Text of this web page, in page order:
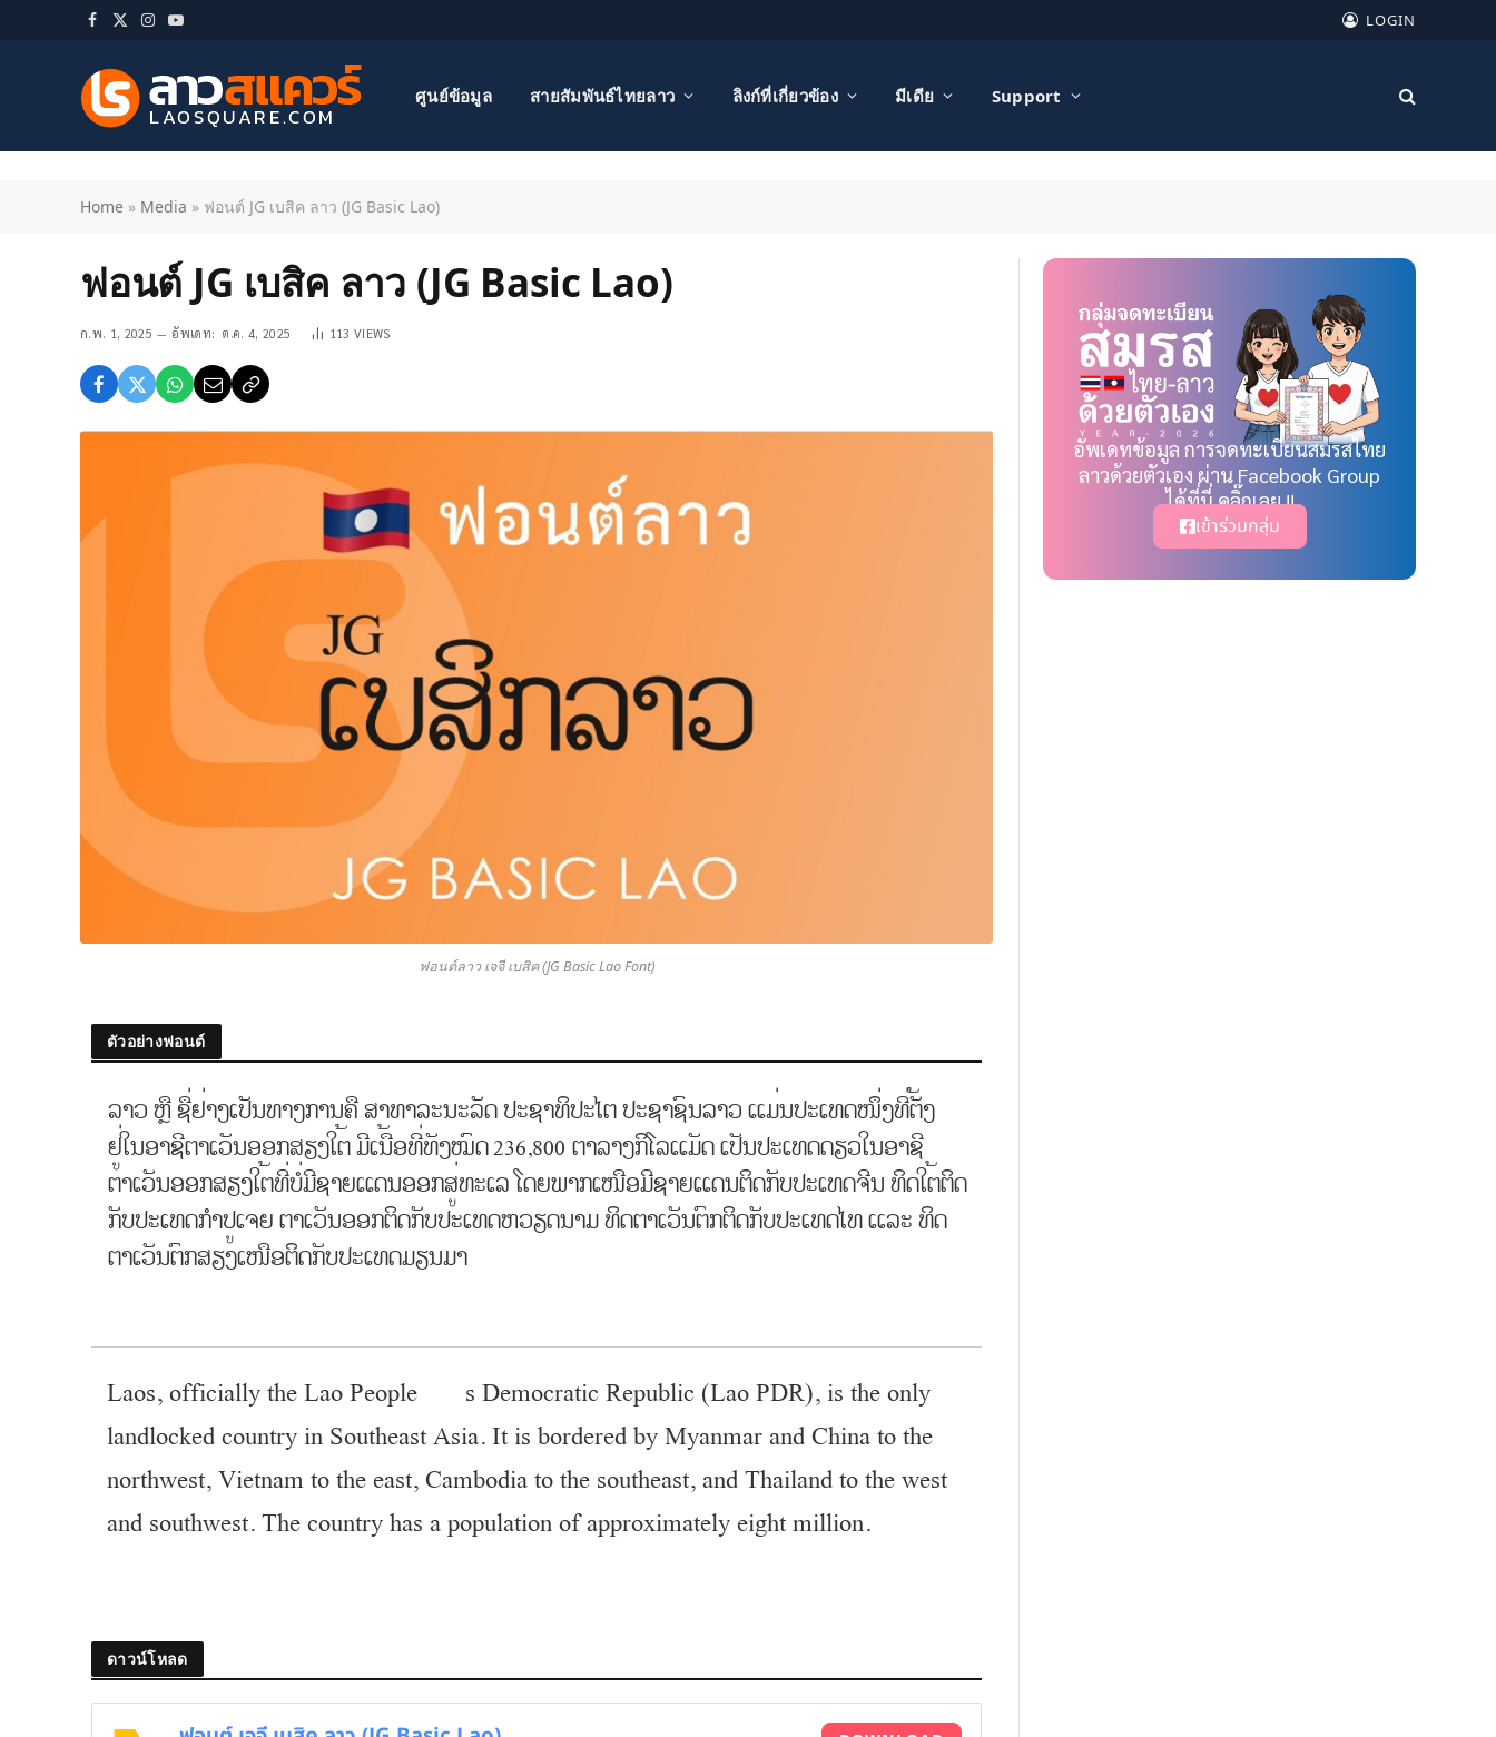
Facebook
X
Instagram
YouTube LOGIN
ศูนย์ข้อมูล สายสัมพันธ์ไทยลาว ลิงก์ที่เกี่ยวข้อง มีเดีย Support
Home » Media » ฟอนต์ JG เบสิค ลาว (JG Basic Lao)
ฟอนต์ JG เบสิค ลาว (JG Basic Lao)
ก.พ. 1, 2025 อัพเดท: ต.ค. 4, 2025 113 VIEWS
ฟอนต์ลาว เจจี เบสิค (JG Basic Lao Font)
ตัวอย่างฟอนต์
ລາວ ຫຼື ຊື່ຢ່າງເປັນທາງການຄື ສາທາລະນະລັດ ປະຊາທິປະໄຕ ປະຊາຊົນລາວ ແມ່ນປະເທດໜຶ່ງທີ່ຕັ້ງ
ຢູ່ໃນອາຊີຕາເວັນອອກສຽງໃຕ້ ມີເນື້ອທີ່ທັງໝົດ 236,800 ຕາລາງກິໂລແມັດ ເປັນປະເທດດຽວໃນອາຊີ
ຕາເວັນອອກສຽງໃຕ້ທີ່ບໍ່ມີຊາຍແດນອອກສູ່ທະເລ ໂດຍພາກເໜືອມີຊາຍແດນຕິດກັບປະເທດຈີນ ທິດໃຕ້ຕິດ
ກັບປະເທດກຳປູເຈຍ ຕາເວັນອອກຕິດກັບປະເທດຫວຽດນາມ ທິດຕາເວັນຕົກຕິດກັບປະເທດໄທ ແລະ ທິດ
ຕາເວັນຕົກສຽງເໜືອຕິດກັບປະເທດມຽນມາ
Laos, officially the Lao People’s Democratic Republic (Lao PDR), is the only
landlocked country in Southeast Asia. It is bordered by Myanmar and China to the
northwest, Vietnam to the east, Cambodia to the southeast, and Thailand to the west
and southwest. The country has a population of approximately eight million.
ดาวน์โหลด
อัพเดทข้อมูล การจดทะเบียนสมรสไทย
ลาวด้วยตัวเอง ผ่าน Facebook Group
ได้ที่นี่ คลิ๊กเลย !!
เข้าร่วมกลุ่ม